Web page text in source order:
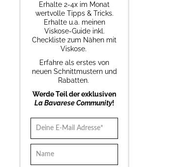
Erhalte 2-4x im Monat
wertvolle Tipps & Tricks.
Erhalte u.a. meinen
Viskose-Guide inkl.
Checkliste zum Nähen mit
Viskose.
Erfahre als erstes von
neuen Schnittmustern und
Rabatten.
Werde Teil der exklusiven
La Bavarese Community!